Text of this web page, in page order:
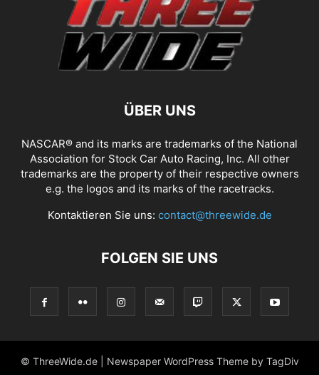
ÜBER UNS
NASCAR® and its marks are trademarks of the National
Association for Stock Car Auto Racing, Inc. All other
trademarks are the property of their respective owners
e.g. the logos and its marks of the racetracks.
Kontaktieren Sie uns: contact@threewide.de
FOLGEN SIE UNS
© ThreeWide.de | Newspaper WordPress Theme by TagDiv